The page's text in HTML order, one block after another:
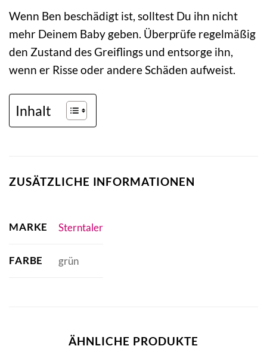
Wenn Ben beschädigt ist, solltest Du ihn nicht
mehr Deinem Baby geben. Überprüfe regelmäßig
den Zustand des Greiflings und entsorge ihn,
wenn er Risse oder andere Schäden aufweist.
Inhalt
ZUSÄTZLICHE INFORMATIONEN
MARKE Sterntaler
FARBE grün
ÄHNLICHE PRODUKTE